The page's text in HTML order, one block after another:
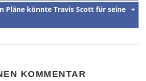
Pläne könnte Travis Scott für seine
KOMMENTAR